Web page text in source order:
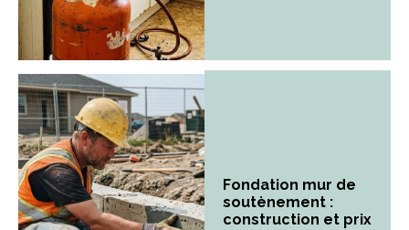
Fondation mur de
soutènement :
construction et prix